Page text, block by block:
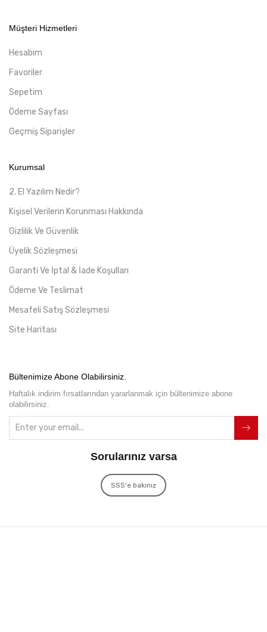
Müşteri Hizmetleri
Hesabım
Favoriler
Sepetim
Ödeme Sayfası
Geçmiş Siparişler
Kurumsal
2. El Yazılım Nedir?
Kişisel Verilerin Korunması Hakkında
Gizlilik Ve Güvenlik
Üyelik Sözleşmesi
Garanti Ve İptal & İade Koşulları
Ödeme Ve Teslimat
Mesafeli Satış Sözleşmesi
Site Haritası
Bültenimize Abone Olabilirsiniz.
Haftalık indirim fırsatlarından yararlanmak için bültenimize abone
olabilirsiniz.
Sorularınız varsa
SSS'e bakınız